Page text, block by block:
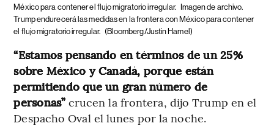
México para contener el flujo migratorio irregular. Imagen de archivo.
Trump endurecerá las medidas en la frontera con México para contener
el flujo migratorio irregular. (Bloomberg/Justin Hamel)
“Estamos pensando en términos de un 25%
sobre México y Canadá, porque están
permitiendo que un gran número de
personas” crucen la frontera, dijo Trump en el
Despacho Oval el lunes por la noche.